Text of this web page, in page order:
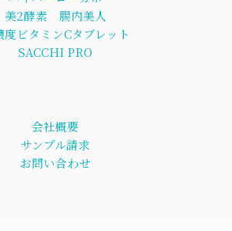
美2酵素 腸内美人
度ビタミンCタブレット
SACCHI PRO
会社概要
サンプル請求
お問い合わせ